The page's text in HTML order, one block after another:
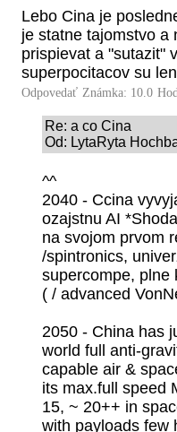
Lebo Cina je
je statne tajomstvo a
prispievat a "sutazit"
superpocitacov su
Odpovedať Známka: 10.0
Re: a co Cina
Od: LytaRyta
^^
2040 - Ccina
ozajstnu AI
na svojom prvom
/spintronics,
supercompe, plne
( / advanced
2050 - China has
world full anti-
capable air &
its max.full speed
15, ~ 20++ in
with payloads few